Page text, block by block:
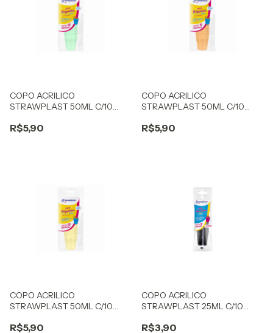
COPO ACRILICO
STRAWPLAST 50ML C/10
R$5,90
COPO ACRILICO
STRAWPLAST 50ML C/10
LARANJA
R$5,90
COPO ACRILICO
STRAWPLAST 50ML C/10
AMARELO
R$5,90
COPO ACRILICO
STRAWPLAST 25ML C/10
R$3,90